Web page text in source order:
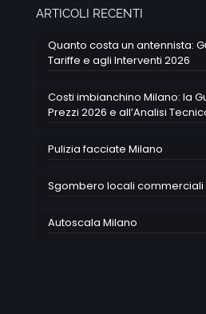
ARTICOLI RECENTI
Quanto costa un antennista:
Tariffe e agli Interventi 2026
Costi imbianchino Milano: la
Prezzi 2026 e all’Analisi
Pulizia facciate Milano
Sgombero locali commerciali
Autoscala Milano